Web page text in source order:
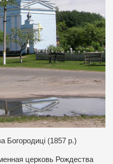
Богородиці (1857 р.)
церковь Рождества